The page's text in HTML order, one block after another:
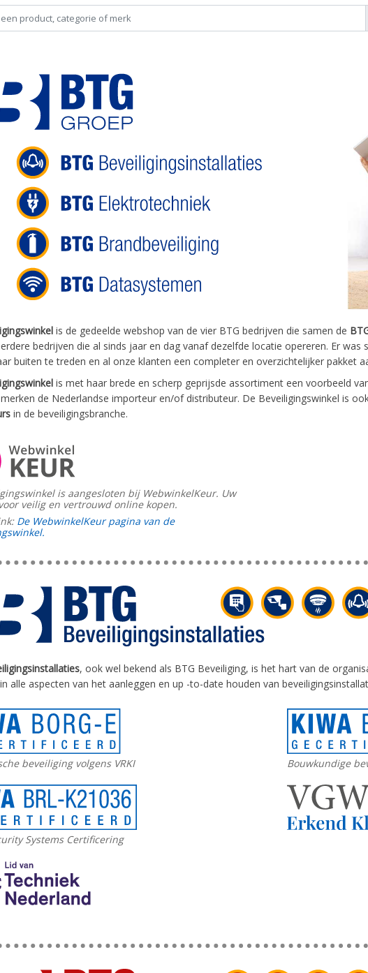
is de gedeelde webshop van de vier BTG bedrijven die samen de
bedrijven die al sinds jaar en dag vanaf dezelfde locatie opereren. Er
buiten te treden en al onze klanten een completer en overzichtelijker pakket
is met haar brede en scherp geprijsde assortiment een voorbeeld
de Nederlandse importeur en/of distributeur. De Beveiligingswinkel is
in de beveiligingsbranche.
is aangesloten bij WebwinkelKeur. Uw
veilig en vertrouwd online kopen.
De WebwinkelKeur pagina van de
, ook wel bekend als BTG Beveiliging, is het hart van de
alle aspecten van het aanleggen en up -to-date houden van
beveiliging volgens VRKI Bouwkundige
Systems Certificering